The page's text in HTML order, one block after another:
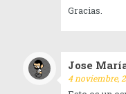
Gracias.
Jose
4 noviembre,